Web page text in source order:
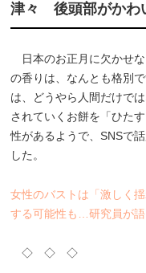
津々 後頭部がかわ
日本のお正月に欠かせ
の香りは、なんとも格別
は、どうやら人間だけで
されていくお餅を「ひた
性があるようで、SNSで
した。
女性のバストは「激しく
する可能性も…研究員が
◇ ◇ ◇